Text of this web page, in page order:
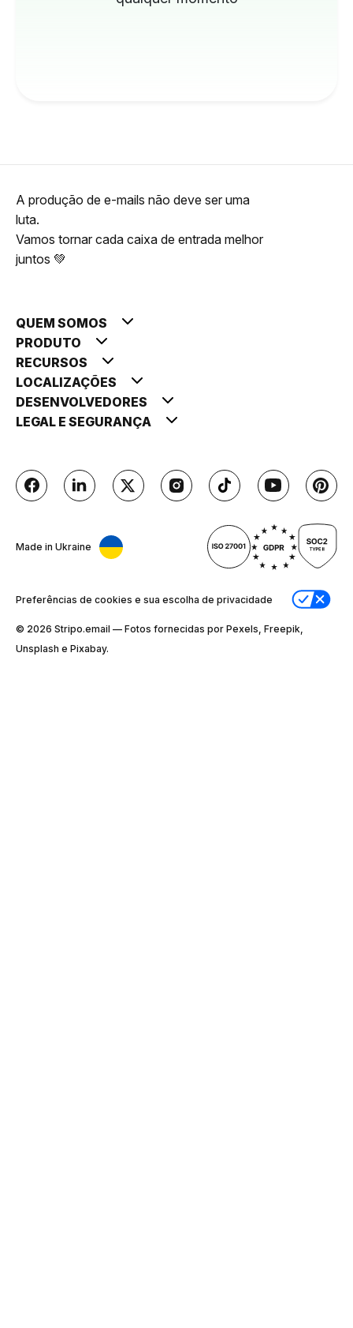
A produção de e-mails não deve ser uma
luta.
Vamos tornar cada caixa de entrada melhor
juntos 💚
QUEM SOMOS
PRODUTO
RECURSOS
LOCALIZAÇÕES
DESENVOLVEDORES
LEGAL E SEGURANÇA
Made in Ukraine
Preferências de cookies e sua escolha de privacidade
© 2026 Stripо.email — Fotos fornecidas por Pexels, Freepik,
Unsplash e Pixabay.